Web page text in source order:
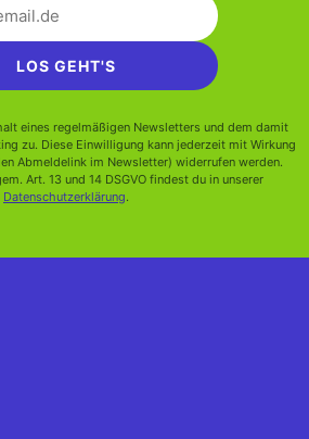
LOS GEHT'S
eines regelmäßigen Newsletters und dem damit
zu. Diese Einwilligung kann jederzeit mit Wirkung
Abmeldelink im Newsletter) widerrufen werden.
Art. 13 und 14 DSGVO findest du in unserer
Datenschutzerklärung.